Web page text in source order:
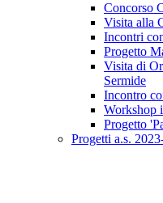
Concorso
Visita alla
Incontri
Progetto
Visita di
Sermide
Incontro
Workshop
Progetto
Progetti a.s.